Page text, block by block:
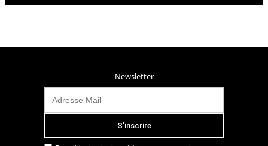
Newsletter